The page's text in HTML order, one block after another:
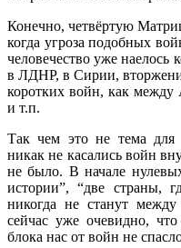
Конечно, четвёртую
когда угроза подобных
человечество уже наелось
в ЛДНР, в Сирии,
коротких войн, как
и т.п.
Так чем это не тема
никак не касались войн
не было. В начале
истории”, “две страны,
никогда не станут
сейчас уже очевидно,
блока нас от войн не